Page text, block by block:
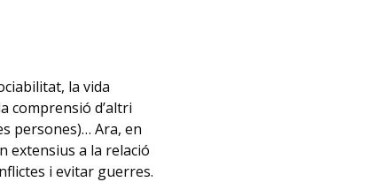
la vida
comprensió d’altri
persones)… Ara, en
extensius a la relació
i evitar guerres.